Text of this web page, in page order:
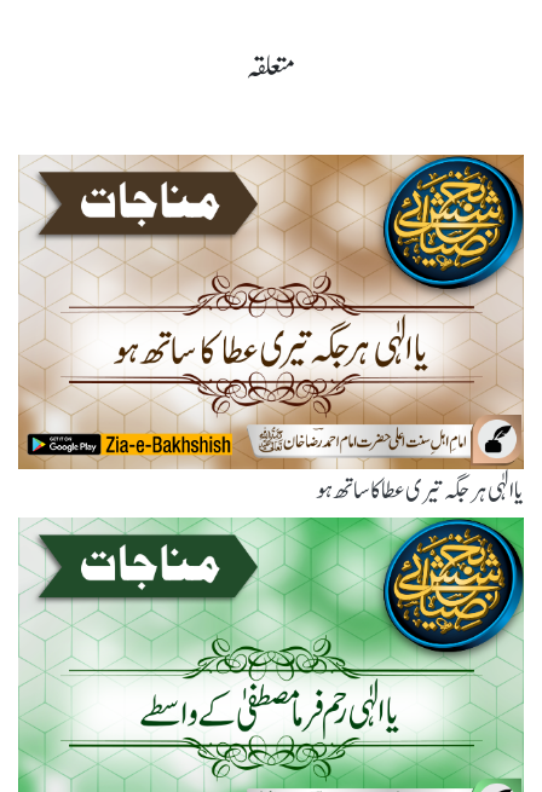
متعلقہ
یاالٰہی ہر جگہ تیری عطا کا ساتھ ہو